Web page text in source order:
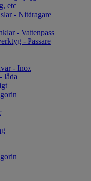
etc
- Nitdragare
- Vattenpass
- Passare
- Inox
låda